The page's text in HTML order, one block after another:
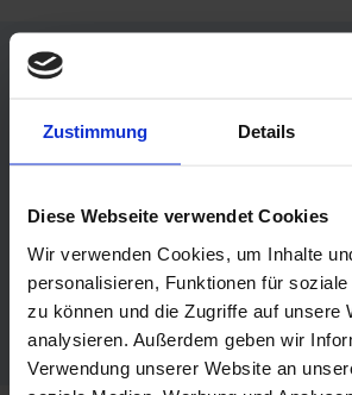
Zustimmung Details
Diese Webseite verwendet Cookies
Wir verwenden Cookies, um Inhalte
personalisieren, Funktionen für
zu können und die Zugriffe auf unsere
analysieren. Außerdem geben wir
Verwendung unserer Website an
Partner werden
eine kostenfreie Partnerschaft im
Alle Vorteile